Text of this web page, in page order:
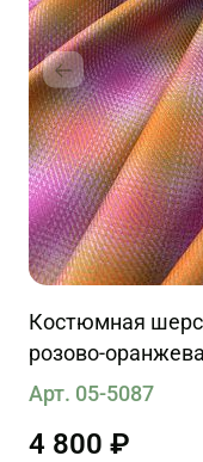
Костюмная
розово-
клетка
Арт. 05-5087
4 800 ₽